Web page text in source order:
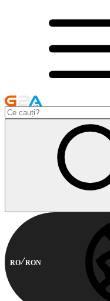
RO RON